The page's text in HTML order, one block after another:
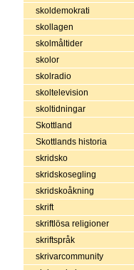
skoldemokrati
skollagen
skolmåltider
skolor
skolradio
skoltelevision
skoltidningar
Skottland
Skottlands historia
skridsko
skridskosegling
skridskoåkning
skrift
skriftlösa religioner
skriftspråk
skrivarcommunity